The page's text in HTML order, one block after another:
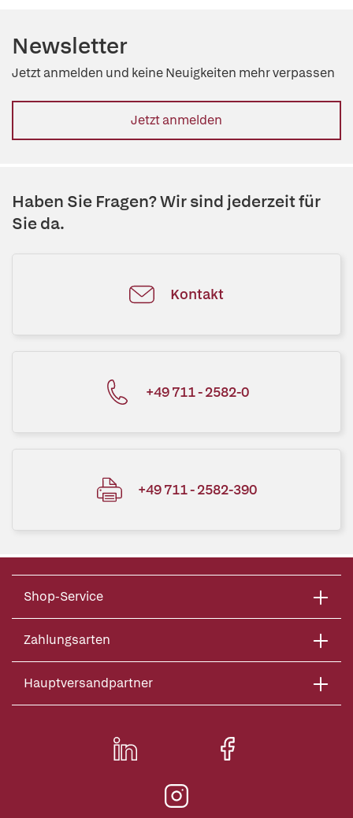
Newsletter
Jetzt anmelden und keine Neuigkeiten mehr verpassen
Jetzt anmelden
Haben Sie Fragen? Wir sind jederzeit für
Sie da.
Kontakt
+49 711 - 2582-0
+49 711 - 2582-390
Shop-Service
Zahlungsarten
Hauptversandpartner